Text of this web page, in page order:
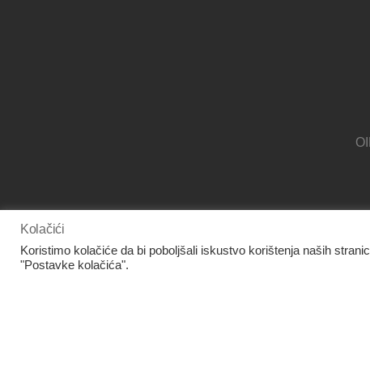
Kolačići
Koristimo kolačiće da bi poboljšali iskustvo korištenja naših
"Postavke kolačića".